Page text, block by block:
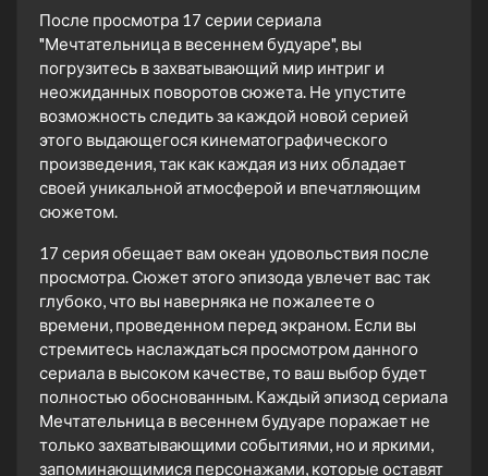
После просмотра 17 серии сериала
"Мечтательница в весеннем будуаре", вы
погрузитесь в захватывающий мир интриг и
неожиданных поворотов сюжета. Не упустите
возможность следить за каждой новой серией
этого выдающегося кинематографического
произведения, так как каждая из них обладает
своей уникальной атмосферой и впечатляющим
сюжетом.
17 серия обещает вам океан удовольствия после
просмотра. Сюжет этого эпизода увлечет вас так
глубоко, что вы наверняка не пожалеете о
времени, проведенном перед экраном. Если вы
стремитесь наслаждаться просмотром данного
сериала в высоком качестве, то ваш выбор будет
полностью обоснованным. Каждый эпизод сериала
Мечтательница в весеннем будуаре поражает не
только захватывающими событиями, но и яркими,
запоминающимися персонажами, которые оставят